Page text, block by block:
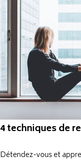
4 techniques de
Détendez-vous et